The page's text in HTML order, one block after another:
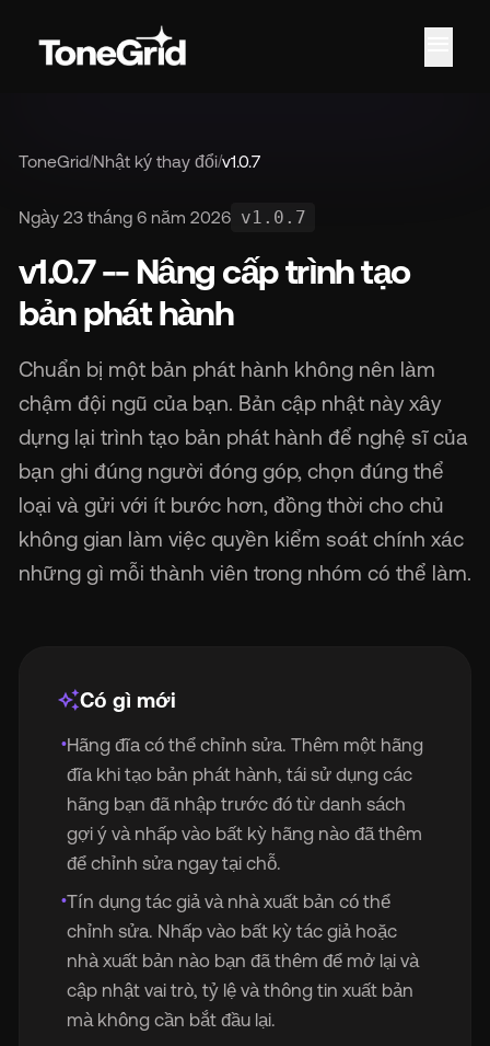
ToneGrid/Nhật ký thay đổi/v1.0.7
Ngày 23 tháng 6 năm 2026 v1.0.7
v1.0.7 -- Nâng cấp trình tạo
bản phát hành
Chuẩn bị một bản phát hành không nên làm
chậm đội ngũ của bạn. Bản cập nhật này xây
dựng lại trình tạo bản phát hành để nghệ sĩ của
bạn ghi đúng người đóng góp, chọn đúng thể
loại và gửi với ít bước hơn, đồng thời cho chủ
không gian làm việc quyền kiểm soát chính xác
những gì mỗi thành viên trong nhóm có thể làm.
v1.0.7 -- Nâng cấp trình tạo bản phát hành
auto_awesomeCó gì mới
•Hãng đĩa có thể chỉnh sửa. Thêm một hãng
đĩa khi tạo bản phát hành, tái sử dụng các
hãng bạn đã nhập trước đó từ danh sách
gợi ý và nhấp vào bất kỳ hãng nào đã thêm
để chỉnh sửa ngay tại chỗ.
•Tín dụng tác giả và nhà xuất bản có thể
chỉnh sửa. Nhấp vào bất kỳ tác giả hoặc
nhà xuất bản nào bạn đã thêm để mở lại và
cập nhật vai trò, tỷ lệ và thông tin xuất bản
mà không cần bắt đầu lại.